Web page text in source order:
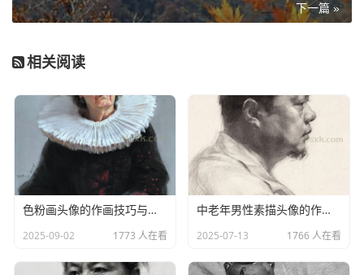
二、不同视角下的绘制技巧
１． 平视视角：打造对称软萌感
平视是最基础的视角，核心是保证五官对称与比例协
下一篇 »
相关阅读
色粉画头像的作画技巧与步骤
2025-09-02 1773 人在看
中老年男性素描头像的作画难点与要点分析
2025-07-13 1766 人在看